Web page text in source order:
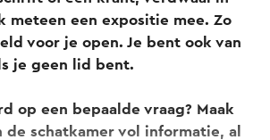
meteen een expositie mee. Zo
voor je open. Je bent ook van
je geen lid bent.
op een bepaalde vraag? Maak
de schatkamer vol informatie, al